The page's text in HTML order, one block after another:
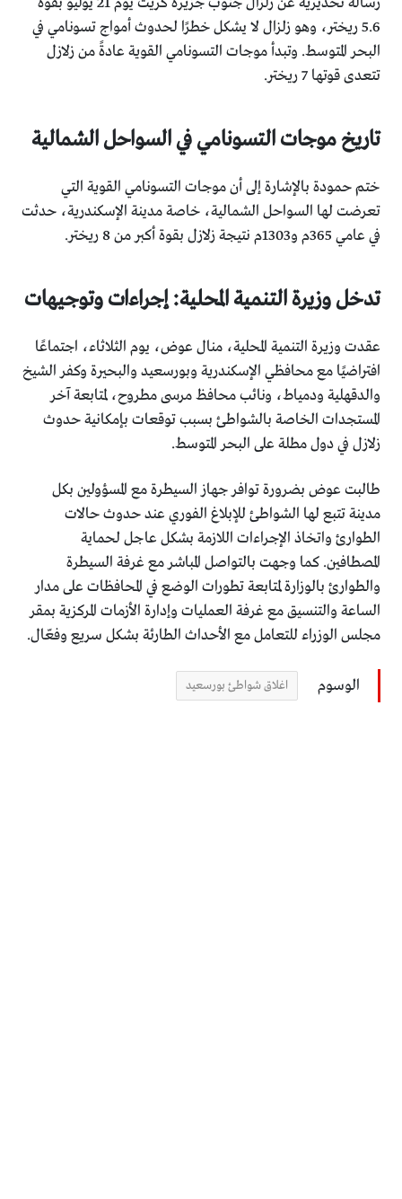
5.6 ريختر، وهو زلزال لا يشكل خطرًا لحدوث أمواج تسونامي في
البحر المتوسط. وتبدأ موجات التسونامي القوية عادةً من زلازل
تتعدى قوتها 7 ريختر.
تاريخ موجات التسونامي في السواحل الشمالية
ختم حمودة بالإشارة إلى أن موجات التسونامي القوية التي
تعرضت لها السواحل الشمالية، خاصة مدينة الإسكندرية، حدثت
في عامي 365م و1303م نتيجة زلازل بقوة أكبر من 8 ريختر.
تدخل وزيرة التنمية المحلية: إجراءات وتوجيهات
عقدت وزيرة التنمية المحلية، منال عوض، يوم الثلاثاء، اجتماعًا
افتراضيًا مع محافظي الإسكندرية وبورسعيد والبحيرة وكفر الشيخ
والدقهلية ودمياط، ونائب محافظ مرسى مطروح، لمتابعة آخر
المستجدات الخاصة بالشواطئ بسبب توقعات بإمكانية حدوث
زلازل في دول مطلة على البحر المتوسط.
طالبت عوض بضرورة توافر جهاز السيطرة مع المسؤولين بكل
مدينة تتبع لها الشواطئ للإبلاغ الفوري عند حدوث حالات
الطوارئ واتخاذ الإجراءات اللازمة بشكل عاجل لحماية
المصطافين. كما وجهت بالتواصل المباشر مع غرفة السيطرة
والطوارئ بالوزارة لمتابعة تطورات الوضع في المحافظات على مدار
الساعة والتنسيق مع غرفة العمليات وإدارة الأزمات المركزية بمقر
مجلس الوزراء للتعامل مع الأحداث الطارئة بشكل سريع وفعّال.
الوسوم اغلاق شواطئ بورسعيد